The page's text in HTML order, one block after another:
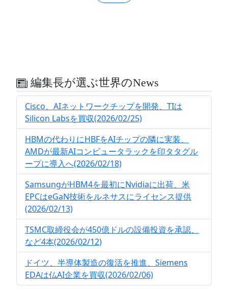
編集長が選ぶ世界のNews
Cisco、AIネットワークチップを開発、TIは
Silicon Labsを買収(2026/02/25)
HBMの代わりにHBFをAIチップの隣に実装、
AMDが最新AIコンピュータラックを印タタグル
ープに導入へ(2026/02/18)
SamsungがHBM4を最初にNvidiaに出荷、米
EPCはeGaN技術をルネサスにライセンス提供
(2026/02/13)
TSMC取締役会が450億ドルの設備投資を承認、
など4本(2026/02/12)
ドイツ、半導体製造の復活を推進、Siemens
EDAは仏AI企業を買収(2026/02/06)